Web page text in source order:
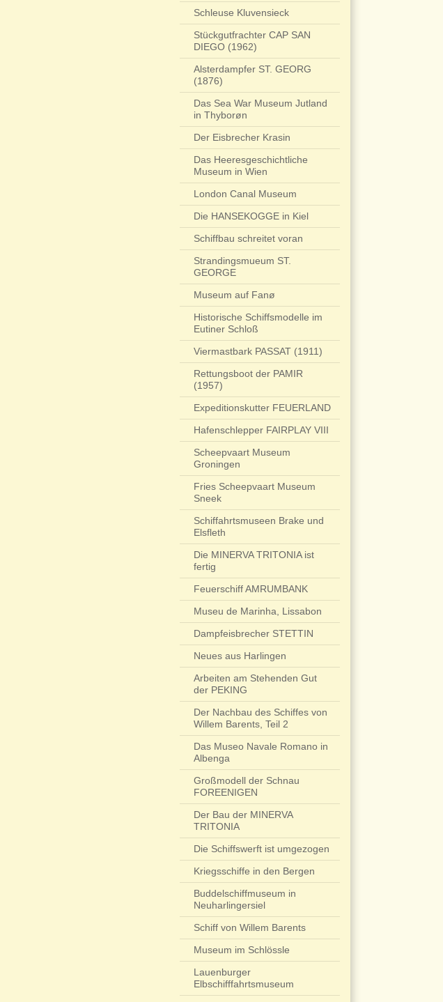
Schleuse Kluvensieck
Stückgutfrachter CAP SAN
DIEGO (1962)
Alsterdampfer ST. GEORG
(1876)
Das Sea War Museum Jutland
in Thyborøn
Der Eisbrecher Krasin
Das Heeresgeschichtliche
Museum in Wien
London Canal Museum
Die HANSEKOGGE in Kiel
Schiffbau schreitet voran
Strandingsmueum ST.
GEORGE
Museum auf Fanø
Historische Schiffsmodelle im
Eutiner Schloß
Viermastbark PASSAT (1911)
Rettungsboot der PAMIR
(1957)
Expeditionskutter FEUERLAND
Hafenschlepper FAIRPLAY VIII
Scheepvaart Museum
Groningen
Fries Scheepvaart Museum
Sneek
Schiffahrtsmuseen Brake und
Elsfleth
Die MINERVA TRITONIA ist
fertig
Feuerschiff AMRUMBANK
Museu de Marinha, Lissabon
Dampfeisbrecher STETTIN
Neues aus Harlingen
Arbeiten am Stehenden Gut
der PEKING
Der Nachbau des Schiffes von
Willem Barents, Teil 2
Das Museo Navale Romano in
Albenga
Großmodell der Schnau
FOREENIGEN
Der Bau der MINERVA
TRITONIA
Die Schiffswerft ist umgezogen
Kriegsschiffe in den Bergen
Buddelschiffmuseum in
Neuharlingersiel
Schiff von Willem Barents
Museum im Schlössle
Lauenburger
Elbschifffahrtsmuseum